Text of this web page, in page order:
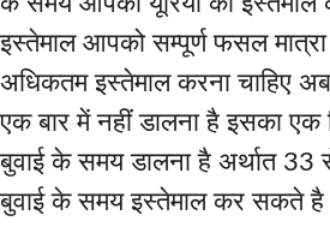
इस्तेमाल आपको सम्पूर्ण फसल
अधिकतम इस्तेमाल करना चाहिए
एक बार में नहीं डालना है इसका एक
बुवाई के समय डालना है अर्थात
बुवाई के समय इस्तेमाल कर सकते है